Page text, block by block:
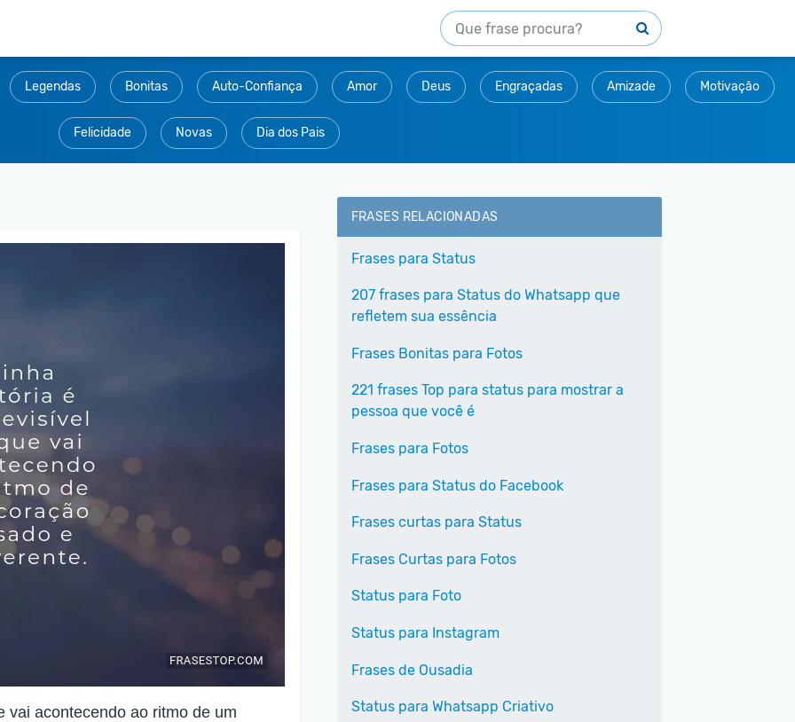
Legendas Bonitas Auto-Confiança Amor Deus Engraçadas Amizade Motivação
Felicidade Novas Dia dos Pais
vai acontecendo ao ritmo de um
FRASES RELACIONADAS
Frases para Status
207 frases para Status do Whatsapp que
refletem sua essência
Frases Bonitas para Fotos
221 frases Top para status para mostrar a
pessoa que você é
Frases para Fotos
Frases para Status do Facebook
Frases curtas para Status
Frases Curtas para Fotos
Status para Foto
Status para Instagram
Frases de Ousadia
Status para Whatsapp Criativo